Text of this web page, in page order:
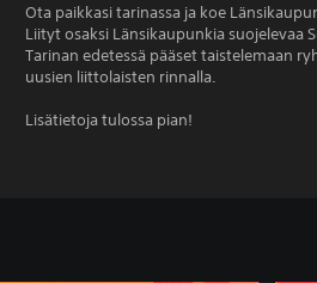
Ota paikkasi tarinassa ja koe
Liityt osaksi Länsikaupunkia suojelevaa
Tarinan edetessä pääset taistelemaan
uusien liittolaisten rinnalla.
Lisätietoja tulossa pian!